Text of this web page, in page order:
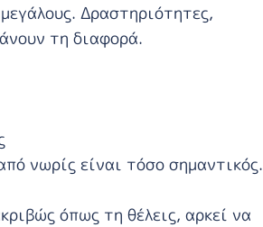
Δραστηριότητες,
τη διαφορά.
νωρίς είναι τόσο σημαντικός.
όπως τη θέλεις, αρκεί να